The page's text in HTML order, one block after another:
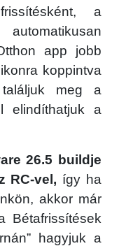
a
app jobb
koppintva
meg a
elindíthatjuk a
26.5 buildje
RC-vel, így ha
akkor már
Bétafrissítések
hagyjuk a